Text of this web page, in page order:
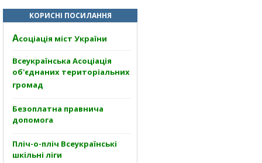
КОРИСНІ ПОСИЛАННЯ
Асоціація міст України
Всеукраїнська Асоціація
об'єднаних територіальних
громад
Безоплатна правнича
допомога
Пліч-о-пліч Всеукраїнські
шкільні ліги